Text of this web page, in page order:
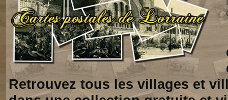
Retrouvez tous les villages et